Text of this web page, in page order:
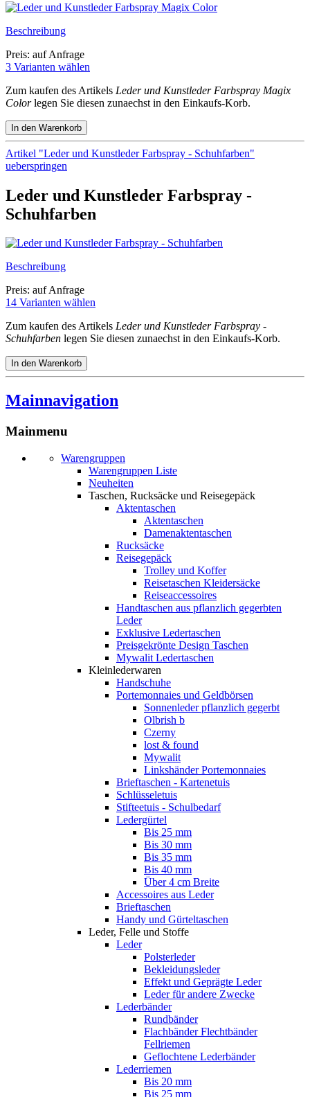
Beschreibung
Preis: auf Anfrage
3 Varianten wählen
Zum kaufen des Artikels Leder und Kunstleder Farbspray Magix
Colorlegen Sie diesen zunaechst in den Einkaufs-Korb.
Artikel "Leder und Kunstleder Farbspray - Schuhfarben"
ueberspringen
Leder und Kunstleder Farbspray -
Schuhfarben
Beschreibung
Preis: auf Anfrage
14 Varianten wählen
Zum kaufen des Artikels Leder und Kunstleder Farbspray -
Schuhfarben legen Sie diesen zunaechst in den Einkaufs-Korb.
Mainnavigation
Mainmenu
Warengruppen
Warengruppen Liste
Neuheiten
Taschen, Rucksäcke und Reisegepäck
Aktentaschen
Aktentaschen
Damenaktentaschen
Rucksäcke
Reisegepäck
Trolley und Koffer
Reisetaschen Kleidersäcke
Reiseaccessoires
Handtaschen aus pflanzlich gegerbten
Leder
Exklusive Ledertaschen
Preisgekrönte Design Taschen
Mywalit Ledertaschen
Kleinlederwaren
Handschuhe
Portemonnaies und Geldbörsen
Sonnenleder pflanzlich gegerbt
Olbrish b
Czerny
lost & found
Mywalit
Linkshänder Portemonnaies
Brieftaschen - Kartenetuis
Schlüsseletuis
Stifteetuis - Schulbedarf
Ledergürtel
Bis 25 mm
Bis 30 mm
Bis 35 mm
Bis 40 mm
Über 4 cm Breite
Accessoires aus Leder
Brieftaschen
Handy und Gürteltaschen
Leder, Felle und Stoffe
Leder
Polsterleder
Bekleidungsleder
Effekt und Geprägte Leder
Leder für andere Zwecke
Lederbänder
Rundbänder
Flachbänder Flechtbänder
Fellriemen
Geflochtene Lederbänder
Lederriemen
Bis 20 mm
Bis 25 mm